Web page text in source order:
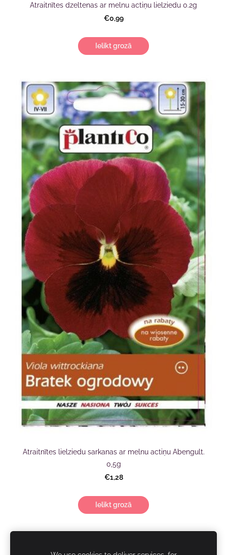
Atraitnītes dzeltenas ar melnu actiņu lielziedu 0.2g
€0,99
Ielikt grozā
Atraitnītes lielziedu sarkanas ar melnu actiņu Abengult.
0,5g
€1,28
Ielikt grozā